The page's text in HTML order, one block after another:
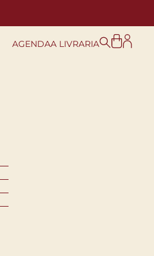
AGENDAA LIVRARIA